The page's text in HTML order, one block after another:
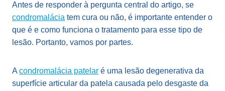
Antes de responder à pergunta central do artigo, se
condromalácia tem cura ou não, é importante entender o
que é e como funciona o tratamento para esse tipo de
lesão. Portanto, vamos por partes.
A condromalácia patelar é uma lesão degenerativa da
superfície articular da patela causada pelo desgaste da